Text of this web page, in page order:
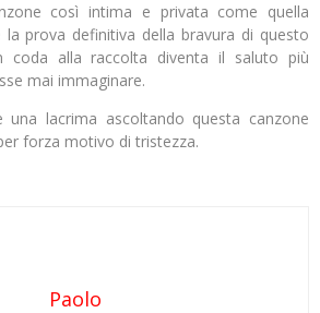
così intima e privata come quella
prova definitiva della bravura di questo
coda alla raccolta diventa il saluto più
mai immaginare.
una lacrima ascoltando questa canzone
forza motivo di tristezza.
Paolo